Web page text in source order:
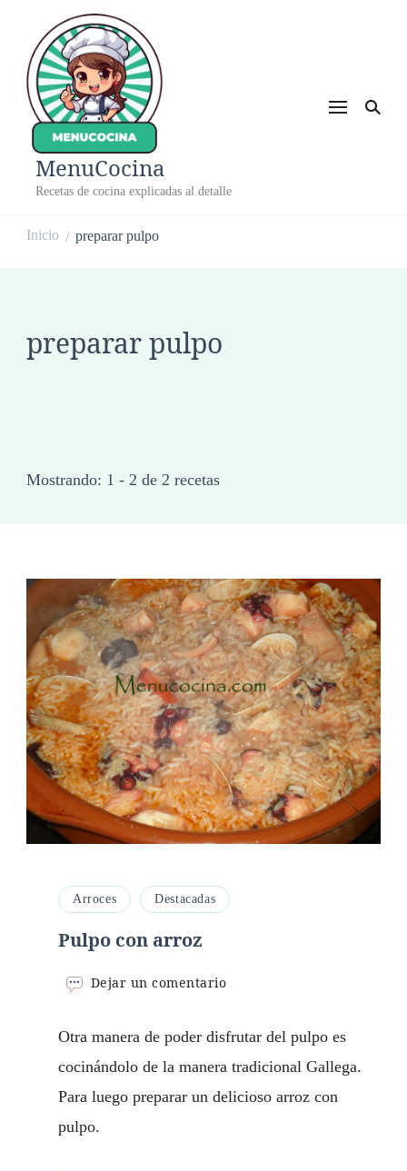
MenuCocina
Recetas de cocina explicadas al detalle
Inicio / preparar pulpo
preparar pulpo
Mostrando: 1 - 2 de 2 recetas
Arroces Destacadas
Pulpo con arroz
Dejar un comentarioen
arroz
Otra manera de poder disfrutar del pulpo es
cocinándolo de la manera tradicional Gallega.
Para luego preparar un delicioso arroz con
pulpo.